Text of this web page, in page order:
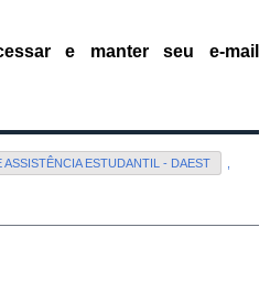
e manter seu e-mail
ASSISTÊNCIA ESTUDANTIL - DAEST